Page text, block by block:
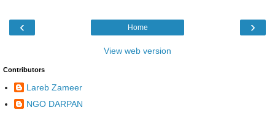
‹ ›
Home
View web version
Contributors
Lareb Zameer
NGO DARPAN